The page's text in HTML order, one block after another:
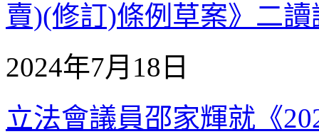
賣)(修訂)條例草案》二
2024年7月18日
立法會議員邵家輝就《